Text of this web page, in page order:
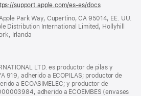
support.apple.com/es-es/docs(se
en
una
Park Way, Cupertino, CA 95014, EE. UU.
Distribution International Limited, Hollyhill
Irlanda
LTD. es productor de pilas y
919, adherido a ECOPILAS; productor de
a ECOASIMELEC; y productor de
adherido a ECOEMBES (envases